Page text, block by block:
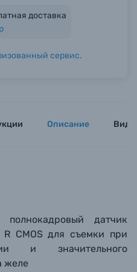
товары)
доставка
сервис.
Описание
полнокадровый датчик
CMOS для съемки при
и значительного
желе